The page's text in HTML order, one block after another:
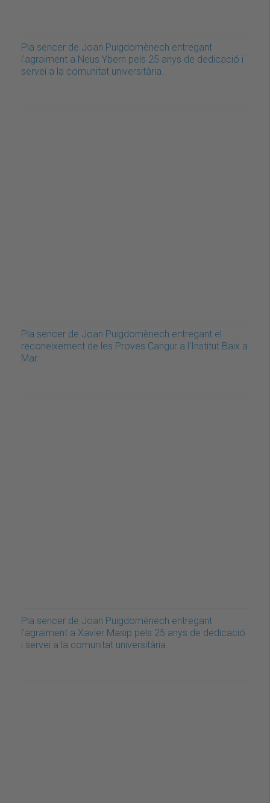
Pla sencer de Joan Puigdomènech entregant
l'agraïment a Neus Ybern pels 25 anys de dedicació i
servei a la comunitat universitària.
Pla sencer de Joan Puigdomènech entregant el
reconeixement de les Proves Cangur a l'Institut Baix a
Mar.
Pla sencer de Joan Puigdomènech entregant
l'agraïment a Xavier Masip pels 25 anys de dedicació
i servei a la comunitat universitària.